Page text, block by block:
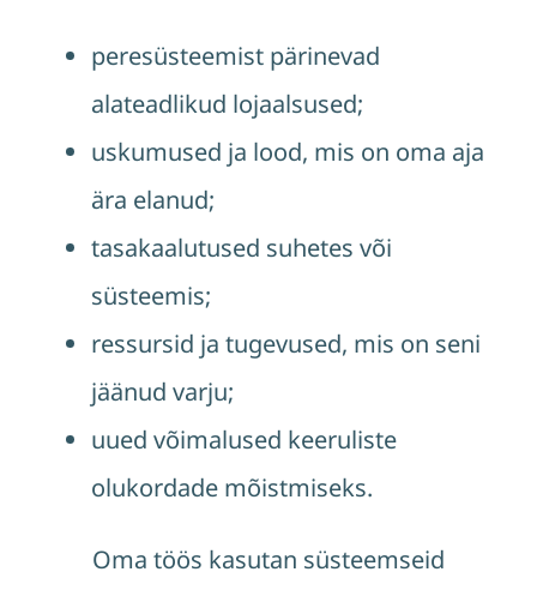
peresüsteemist pärinevad
alateadlikud lojaalsused;
uskumused ja lood, mis on oma aja
ära elanud;
tasakaalutused suhetes või
süsteemis;
ressursid ja tugevused, mis on seni
jäänud varju;
uued võimalused keeruliste
olukordade mõistmiseks.
Oma töös kasutan süsteemseid